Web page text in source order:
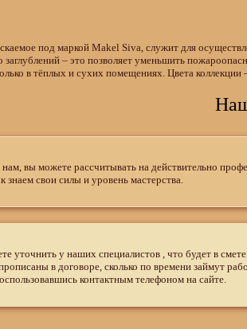
под маркой Makel Siva, служит для
заглублений – это позволяет уменьшить
в тёплых и сухих помещениях. Цвета
вы можете рассчитывать на действительно
знаем свои силы и уровень мастерства.
уточнить у наших специалистов , что будет в
в договоре, сколько по времени займут
контактным телефоном на сайте.